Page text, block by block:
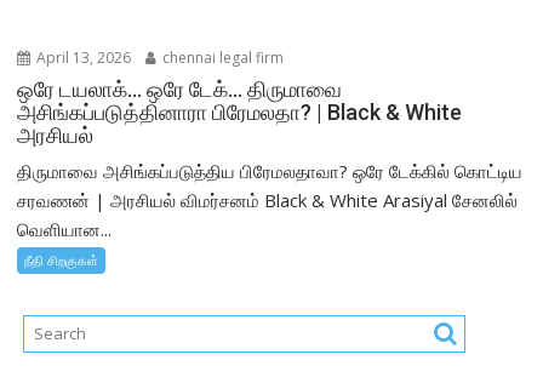
April 13, 2026 chennai legal firm
ஒரே டயலாக்… ஒரே டேக்… திருமாவை
அசிங்கப்படுத்தினாரா பிரேமலதா? | Black & White
அரசியல்
திருமாவை அசிங்கப்படுத்திய பிரேமலதாவா? ஒரே டேக்கில் கொட்டிய
சரவணன் | அரசியல் விமர்சனம் Black & White Arasiyal சேனலில்
வெளியான...
நீதி சிறகுகள்